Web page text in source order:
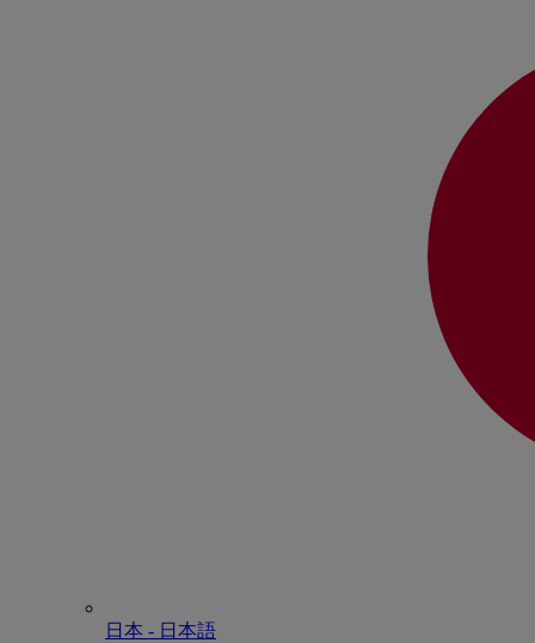
日本 - ⽇本語